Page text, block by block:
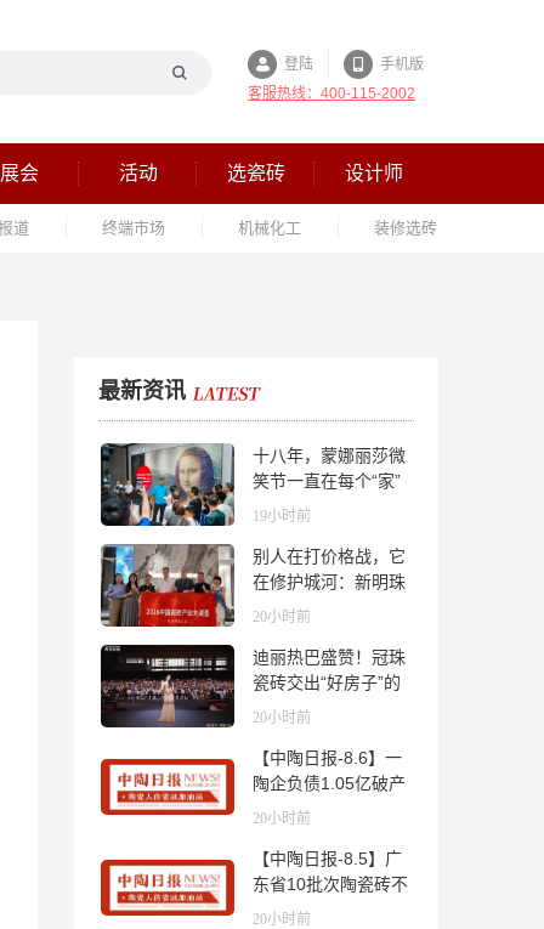
登陆
手机版
客服热线：400-115-2002
展会 活动 选瓷砖 设计师
道 终端市场 机械化工 装修选砖
最新资讯
十八年，蒙娜丽莎微
笑节一直在每个“家”
的故事里
19小时前
别人在打价格战，它
在修护城河：新明珠
岩板的逆势密码
20小时前
迪丽热巴盛赞！冠珠
瓷砖交出“好房子”的
标准答卷
20小时前
【中陶日报-8.6】一
陶企负债1.05亿破产
清算；东鹏拟延长基
开展建陶行业能效领
跑者企业推荐工作
20小时前
【中陶日报-8.5】广
东省10批次陶瓷砖不
合格；科达购买特福
20小时前